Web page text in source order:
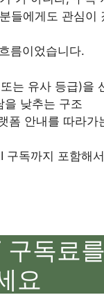
들에게도 관심이
름이었습니다.
는 유사 등급)을
을 낮추는 구조
폼 안내를 따라가
구독까지 포함해
구독료
요